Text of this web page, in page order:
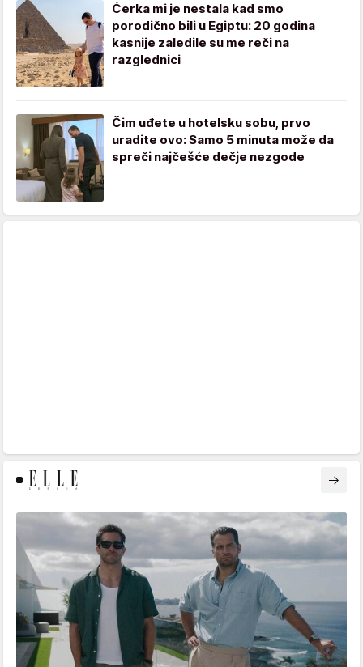
Ćerka mi je nestala kad smo
porodično bili u Egiptu: 20 godina
kasnije zaledile su me reči na
razglednici
Čim uđete u hotelsku sobu, prvo
uradite ovo: Samo 5 minuta može da
spreči najčešće dečje nezgode